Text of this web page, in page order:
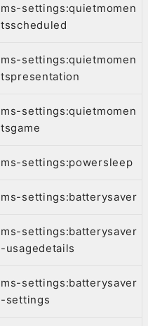
ms-settings:quietmomen
tsscheduled
ms-settings:quietmomen
tspresentation
ms-settings:quietmomen
tsgame
ms-settings:powersleep
ms-settings:batterysaver
ms-settings:batterysaver
-usagedetails
ms-settings:batterysaver
-settings